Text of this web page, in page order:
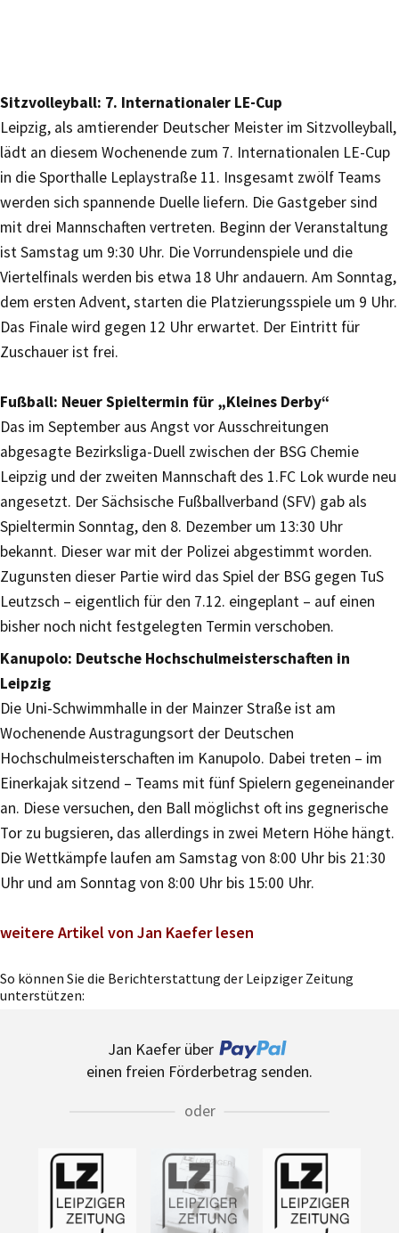
Sitzvolleyball: 7. Internationaler LE-Cup
Leipzig, als amtierender Deutscher Meister im Sitzvolleyball,
lädt an diesem Wochenende zum 7. Internationalen LE-Cup
in die Sporthalle Leplaystraße 11. Insgesamt zwölf Teams
werden sich spannende Duelle liefern. Die Gastgeber sind
mit drei Mannschaften vertreten. Beginn der Veranstaltung
ist Samstag um 9:30 Uhr. Die Vorrundenspiele und die
Viertelfinals werden bis etwa 18 Uhr andauern. Am Sonntag,
dem ersten Advent, starten die Platzierungsspiele um 9 Uhr.
Das Finale wird gegen 12 Uhr erwartet. Der Eintritt für
Zuschauer ist frei.
Fußball: Neuer Spieltermin für „Kleines Derby“
Das im September aus Angst vor Ausschreitungen
abgesagte Bezirksliga-Duell zwischen der BSG Chemie
Leipzig und der zweiten Mannschaft des 1.FC Lok wurde neu
angesetzt. Der Sächsische Fußballverband (SFV) gab als
Spieltermin Sonntag, den 8. Dezember um 13:30 Uhr
bekannt. Dieser war mit der Polizei abgestimmt worden.
Zugunsten dieser Partie wird das Spiel der BSG gegen TuS
Leutzsch – eigentlich für den 7.12. eingeplant – auf einen
bisher noch nicht festgelegten Termin verschoben.
Kanupolo: Deutsche Hochschulmeisterschaften in
Leipzig
Die Uni-Schwimmhalle in der Mainzer Straße ist am
Wochenende Austragungsort der Deutschen
Hochschulmeisterschaften im Kanupolo. Dabei treten – im
Einerkajak sitzend – Teams mit fünf Spielern gegeneinander
an. Diese versuchen, den Ball möglichst oft ins gegnerische
Tor zu bugsieren, das allerdings in zwei Metern Höhe hängt.
Die Wettkämpfe laufen am Samstag von 8:00 Uhr bis 21:30
Uhr und am Sonntag von 8:00 Uhr bis 15:00 Uhr.
weitere Artikel von Jan Kaefer lesen
So können Sie die Berichterstattung der Leipziger Zeitung
unterstützen:
Jan Kaefer über
einen freien Förderbetrag senden.
oder